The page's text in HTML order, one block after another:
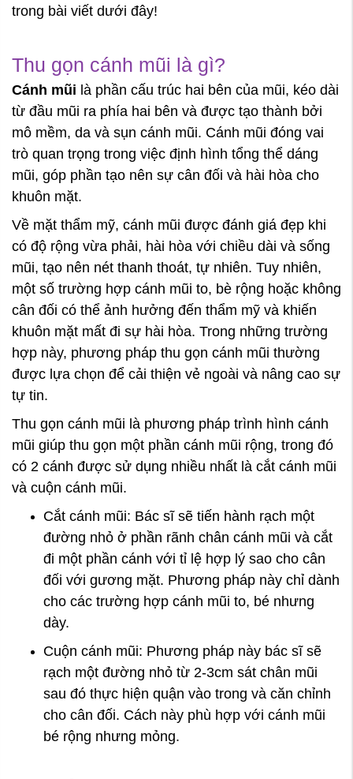
trong bài viết dưới đây!
Thu gọn cánh mũi là gì?
Cánh mũi là phần cấu trúc hai bên của mũi, kéo dài
từ đầu mũi ra phía hai bên và được tạo thành bởi
mô mềm, da và sụn cánh mũi. Cánh mũi đóng vai
trò quan trọng trong việc định hình tổng thể dáng
mũi, góp phần tạo nên sự cân đối và hài hòa cho
khuôn mặt.
Về mặt thẩm mỹ, cánh mũi được đánh giá đẹp khi
có độ rộng vừa phải, hài hòa với chiều dài và sống
mũi, tạo nên nét thanh thoát, tự nhiên. Tuy nhiên,
một số trường hợp cánh mũi to, bè rộng hoặc không
cân đối có thể ảnh hưởng đến thẩm mỹ và khiến
khuôn mặt mất đi sự hài hòa. Trong những trường
hợp này, phương pháp thu gọn cánh mũi thường
được lựa chọn để cải thiện vẻ ngoài và nâng cao sự
tự tin.
Thu gọn cánh mũi là phương pháp trình hình cánh
mũi giúp thu gọn một phần cánh mũi rộng, trong đó
có 2 cánh được sử dụng nhiều nhất là cắt cánh mũi
và cuộn cánh mũi.
Cắt cánh mũi: Bác sĩ sẽ tiến hành rạch một
đường nhỏ ở phần rãnh chân cánh mũi và cắt
đi một phần cánh với tỉ lệ hợp lý sao cho cân
đối với gương mặt. Phương pháp này chỉ dành
cho các trường hợp cánh mũi to, bé nhưng
dày.
Cuộn cánh mũi: Phương pháp này bác sĩ sẽ
rạch một đường nhỏ từ 2-3cm sát chân mũi
sau đó thực hiện quận vào trong và căn chỉnh
cho cân đối. Cách này phù hợp với cánh mũi
bé rộng nhưng mỏng.